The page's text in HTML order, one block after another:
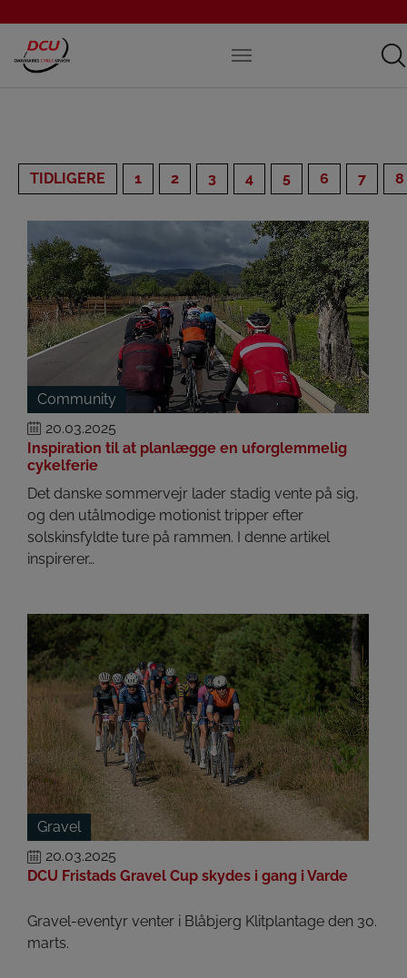
TIDLIGERE 1 2 3 4 5 6 7 8
Community
20.03.2025
Inspiration til at planlægge en uforglemmelig
cykelferie
Det danske sommervejr lader stadig vente på sig,
og den utålmodige motionist tripper efter
solskinsfyldte ture på rammen. I denne artikel
inspirerer…
Gravel
20.03.2025
DCU Fristads Gravel Cup skydes i gang i Varde
Gravel-eventyr venter i Blåbjerg Klitplantage den 30.
marts.